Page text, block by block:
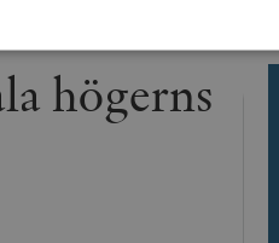
högerns
Marknadsföring
och kontohantering. Webbplatsen
Hjälper WooCommerce att avgöra